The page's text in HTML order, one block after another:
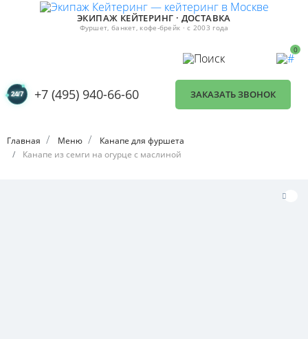
ЭКИПАЖ КЕЙТЕРИНГ · ДОСТАВКА
Фуршет, банкет, кофе-брейк · с 2003 года
0
+7 (495) 940-66-60 ЗАКАЗАТЬ ЗВОНОК
Главная Меню
Канапе для фуршета
Канапе из семги на огурце с маслиной